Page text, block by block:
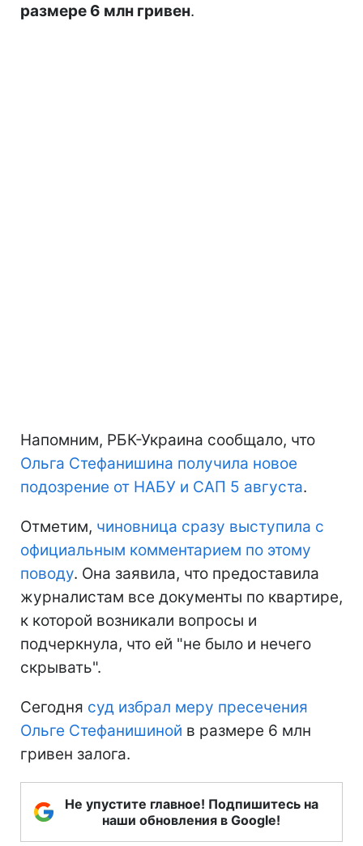
размере 6 млн гривен.
Напомним, РБК-Украина сообщало, что
Ольга Стефанишина получила новое
подозрение от НАБУ и САП 5 августа.
Отметим, чиновница сразу выступила с
официальным комментарием по этому
поводу. Она заявила, что предоставила
журналистам все документы по квартире,
к которой возникали вопросы и
подчеркнула, что ей "не было и нечего
скрывать".
Сегодня суд избрал меру пресечения
Ольге Стефанишиной в размере 6 млн
гривен залога.
Не упустите главное! Подпишитесь на
наши обновления в Google!